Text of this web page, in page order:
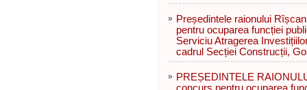
» Președintele raionului
pentru ocuparea funcției
Serviciu Atragerea
cadrul Secției Construcții,
» PREȘEDINTELE